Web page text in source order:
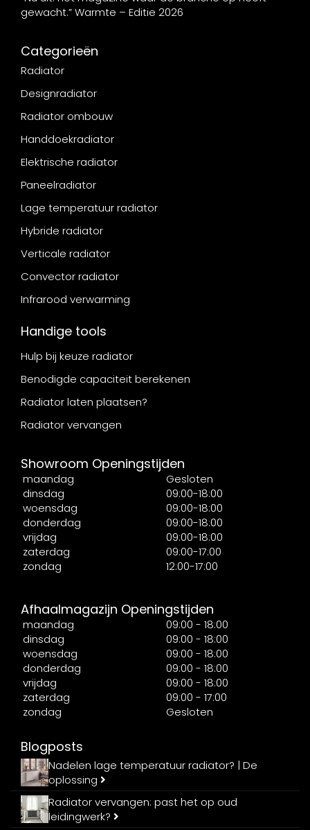
gewacht.” Warmte – Editie 2026
Categorieën
Radiator
Designradiator
Radiator ombouw
Handdoekradiator
Elektrische radiator
Paneelradiator
Lage temperatuur radiator
Hybride radiator
Verticale radiator
Convector radiator
Infrarood verwarming
Handige tools
Hulp bij keuze radiator
Benodigde capaciteit berekenen
Radiator laten plaatsen?
Radiator vervangen
Showroom Openingstijden
maandag
Gesloten
dinsdag
09:00-18:00
woensdag
09:00-18:00
donderdag
09:00-18:00
vrijdag
09:00-18:00
zaterdag
09:00-17:00
zondag
12:00-17:00
Afhaalmagazijn Openingstijden
maandag
09:00 - 18:00
dinsdag
09:00 - 18:00
woensdag
09:00 - 18:00
donderdag
09:00 - 18:00
vrijdag
09:00 - 18:00
zaterdag
09:00 - 17:00
zondag
Gesloten
Blogposts
Nadelen lage temperatuur radiator? | De
oplossing
Radiator vervangen: past het op oud
leidingwerk?